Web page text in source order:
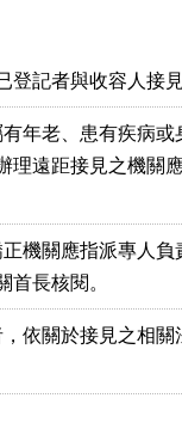
。
異者。
登記者與收容人接
年老、患有疾病或
理遠距接見之機關
機關應指派專人負
首長核閱。
依關於接見之相關